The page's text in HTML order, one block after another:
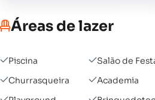
Áreas de lazer
Piscina
Salão de
Churrasqueira
Academia